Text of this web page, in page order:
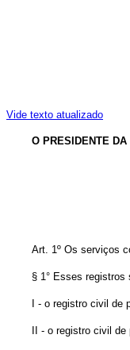
Vide texto atualizado
O PRESIDENTE
Art. 1º Os serviços
§ 1° Esses registros
I - o registro civil de
II - o registro civil